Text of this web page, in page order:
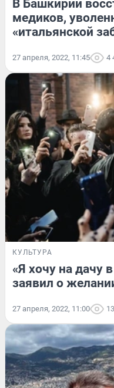
В Башкирии
медиков,
«итальянской
27 апреля, 2022, 11:45 4
КУЛЬТУРА
«Я хочу на дачу
заявил о
27 апреля, 2022, 11:00